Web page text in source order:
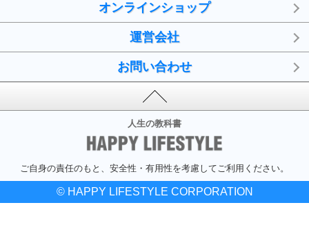
オンラインショップ
運営会社
お問い合わせ
人生の教科書
ご自身の責任のもと、安全性・有用性を考慮してご利用ください。
© HAPPY LIFESTYLE CORPORATION